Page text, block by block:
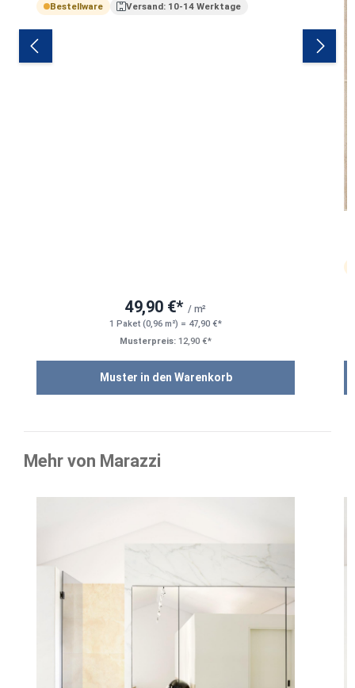
Bestellware Versand: 10-14 Werktage
49,90 €* / m²
1 Paket (0,96 m²) = 47,90 €*
Musterpreis: 12,90 €*
Muster in den Warenkorb
Mehr von Marazzi